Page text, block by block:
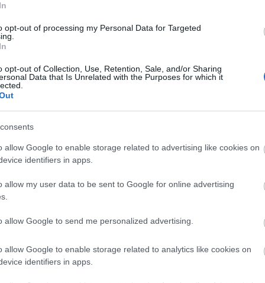
opt-out of processing my Personal Data for Targeted
opt-out of Collection, Use, Retention, Sale, and/or Sharing
Data that Is Unrelated with the Purposes for which it
allow Google to enable storage related to advertising like cookies on
identifiers in apps.
allow my user data to be sent to Google for online advertising
allow Google to send me personalized advertising.
allow Google to enable storage related to analytics like cookies on
identifiers in apps.
Ειδήσεις
γραπτός διαγωνισμός - Μόνιμοι στο
μισθός: Σενάριο για αύξηση στα 1.000 ευρώ
315 μόνιμοι στο Δημόσιο - Στις 1.102 οι